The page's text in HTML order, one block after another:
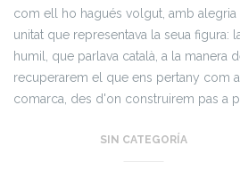
com ell ho hagués volgut, amb alegria
unitat que representava la seua figura:
humil, que parlava català, a la manera
recuperarem el que ens pertany com
comarca, des d'on construirem pas a
SIN CATEGORÍA